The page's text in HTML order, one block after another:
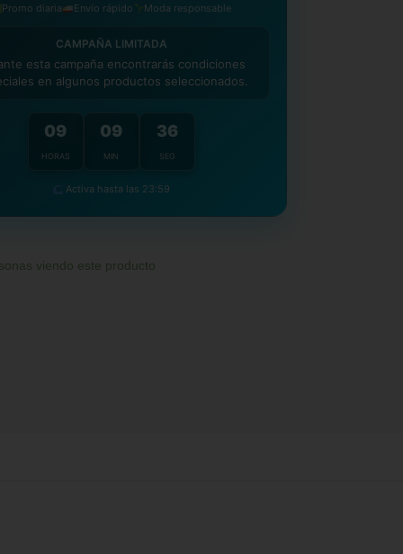
Promo diaria Envío rápido Moda responsable
CAMPAÑA LIMITADA
esta campaña encontrarás condiciones
en algunos productos seleccionados.
09
HORAS
09
MIN
35
SEG
Activa hasta las 23:59
viendo este producto